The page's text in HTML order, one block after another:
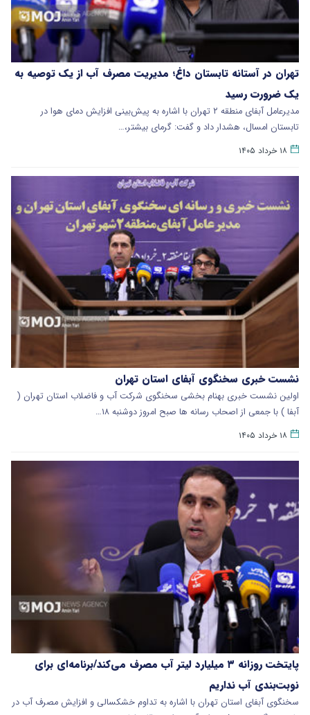
تهران در آستانه تابستان داغ؛ مدیریت مصرف آب از یک توصیه به
یک ضرورت رسید
مدیرعامل آبفای منطقه ۲ تهران با اشاره به پیش‌بینی افزایش دمای هوا در
تابستان امسال، هشدار داد و گفت: گرمای بیشتر،…
۱۸ خرداد ۱۴۰۵
نشست خبری سخنگوی آبفای استان تهران
اولین نشست خبری بهنام بخشی سخنگوی شرکت آب و فاضلاب استان تهران (
آبفا ) با جمعی از اصحاب رسانه ها صبح امروز دوشنبه ۱۸…
۱۸ خرداد ۱۴۰۵
پایتخت روزانه ۳ میلیارد لیتر آب مصرف می‌کند/برنامه‌ای برای
نوبت‌بندی آب نداریم
سخنگوی آبفای استان تهران با اشاره به تداوم خشکسالی و افزایش مصرف آب در